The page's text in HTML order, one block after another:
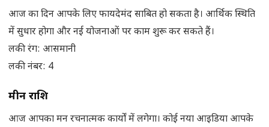
आज का दिन आपके लिए फायदेमंद साबित हो सकता है। आर्थिक स्थिति
में सुधार होगा और नई योजनाओं पर काम शुरू कर सकते हैं।
लकी रंग: आसमानी
लकी नंबर: 4
मीन राशि
आज आपका मन रचनात्मक कार्यों में लगेगा। कोई नया आइडिया आपके